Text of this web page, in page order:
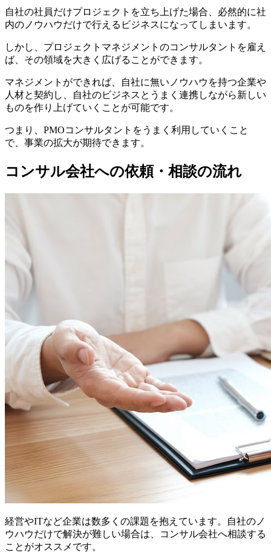
自社の社員だけプロジェクトを立ち上げた場合、必然的に社
内のノウハウだけで行えるビジネスになってしまいます。
しかし、プロジェクトマネジメントのコンサルタントを雇え
ば、その領域を大きく広げることができます。
マネジメントができれば、自社に無いノウハウを持つ企業や
人材と契約し、自社のビジネスとうまく連携しながら新しい
ものを作り上げていくことが可能です。
つまり、PMOコンサルタントをうまく利用していくこと
で、事業の拡大が期待できます。
コンサル会社への依頼・相談の流れ
経営やITなど企業は数多くの課題を抱えています。自社のノ
ウハウだけで解決が難しい場合は、コンサル会社へ相談する
ことがオススメです。